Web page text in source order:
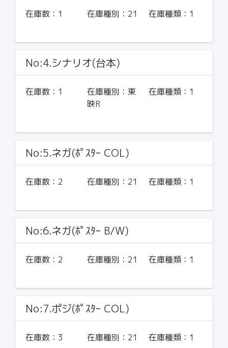
在庫数： 1 在庫種別： 21 在庫種類： 1
No:4.シナリオ(台本)
在庫数： 1 在庫種別： 東
映R
在庫種類： 1
No:5.ネガ(ﾎﾟｽﾀｰ COL)
在庫数： 2 在庫種別： 21 在庫種類： 1
No:6.ネガ(ﾎﾟｽﾀｰ B/W)
在庫数： 2 在庫種別： 21 在庫種類： 1
No:7.ポジ(ﾎﾟｽﾀｰ COL)
在庫数： 3 在庫種別： 21 在庫種類： 1